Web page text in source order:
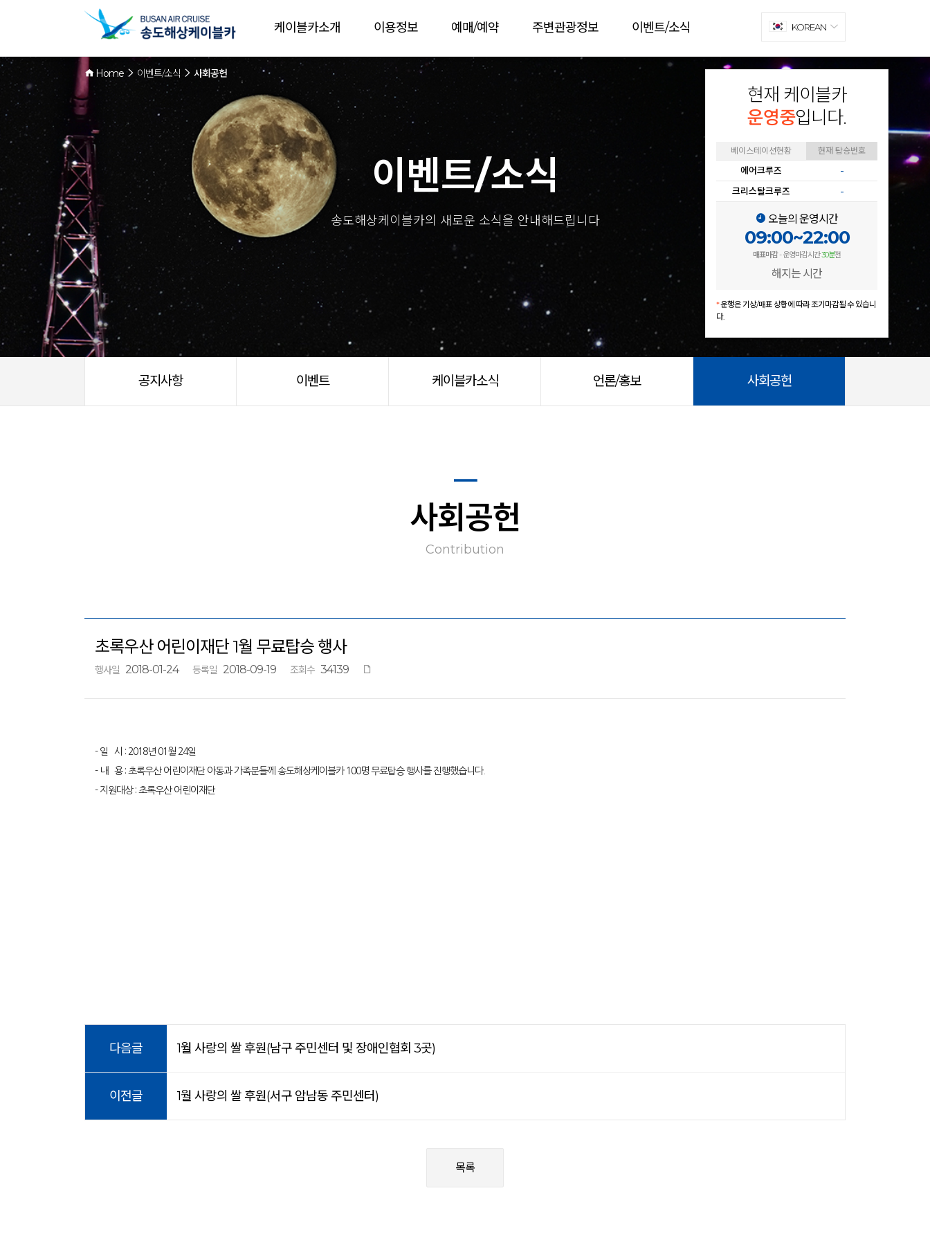
현재 케이블카
운영중입니다.
베이스테이션현황 현재 탑승번호
에어크루즈
-
크리스탈크루즈
-
오늘의 운영시간
09:00~22:00
매표마감- 운영마감시간30분전
해지는 시간
*운행은 기상/매표 상황에 따라 조기마감될 수 있습니
다.
케이블카소개 이용정보 예매/예약 주변관광정보 이벤트/소식 KOREAN
Home 이벤트/소식 사회공헌
이벤트/소식
송도해상케이블카의 새로운 소식을 안내해드립니다
공지사항 이벤트 케이블카소식 언론/홍보 사회공헌
사회공헌
Contribution
초록우산 어린이재단 1월 무료탑승 행사
행사일 2018-01-24 등록일 2018-09-19 조회수 34139
- 일 시 : 2018년 01월 24일
- 내 용 : 초록우산 어린이재단 아동과 가족분들께 송도해상케이블카 100명 무료탑승 행사를 진행했습니다.
- 지원대상 : 초록우산 어린이재단
다음글 1월 사랑의 쌀 후원(남구 주민센터 및 장애인협회 3곳)
이전글 1월 사랑의 쌀 후원(서구 암남동 주민센터)
목록